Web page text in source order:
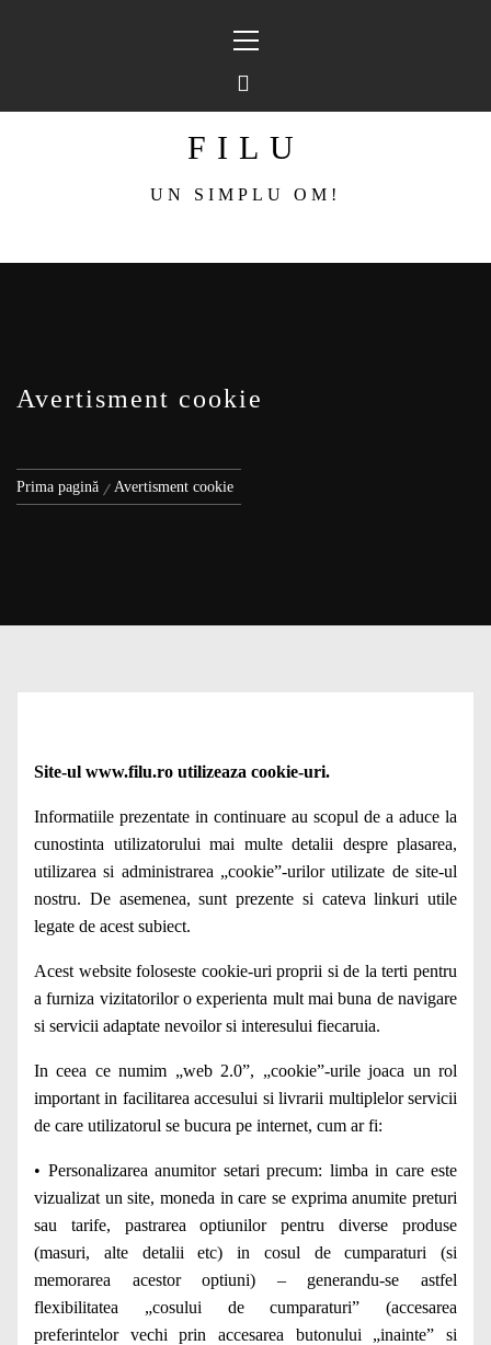
principal
FILU
UN SIMPLU OM!
Avertisment cookie
Prima pagină Avertisment cookie
Site-ul www.filu.ro utilizeaza cookie-uri.
Informatiile prezentate in continuare au scopul de a aduce la
cunostinta utilizatorului mai multe detalii despre plasarea,
utilizarea si administrarea „cookie”-urilor utilizate de site-ul
nostru. De asemenea, sunt prezente si cateva linkuri utile
legate de acest subiect.
Acest website foloseste cookie-uri proprii si de la terti pentru
a furniza vizitatorilor o experienta mult mai buna de navigare
si servicii adaptate nevoilor si interesului fiecaruia.
In ceea ce numim „web 2.0”, „cookie”-urile joaca un rol
important in facilitarea accesului si livrarii multiplelor servicii
de care utilizatorul se bucura pe internet, cum ar fi:
• Personalizarea anumitor setari precum: limba in care este
vizualizat un site, moneda in care se exprima anumite preturi
sau tarife, pastrarea optiunilor pentru diverse produse
(masuri, alte detalii etc) in cosul de cumparaturi (si
memorarea acestor optiuni) – generandu-se astfel
flexibilitatea „cosului de cumparaturi” (accesarea
preferintelor vechi prin accesarea butonului „inainte” si